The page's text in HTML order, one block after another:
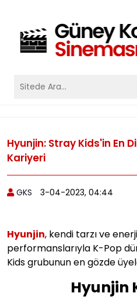
Hyunjin: Stray Kids'in En
Kariyeri
GKS 3-04-2023, 04:44
Hyunjin, kendi tarzı ve
performanslarıyla K-Pop
Kids grubunun en gözde
Hyunjin